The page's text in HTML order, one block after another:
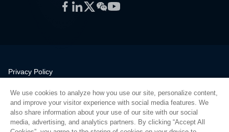
Facebook
LinkedIn
Twitter
WeChat
YouTube
Privacy Policy
Quality
Sitemap
Supplier Portal
We use cookies to analyze how you use our site, personalize content,
and improve your visitor experience with social media features. We
also share information about your use of our site with our social
media, advertising, and analytics partners. By clicking “Accept All